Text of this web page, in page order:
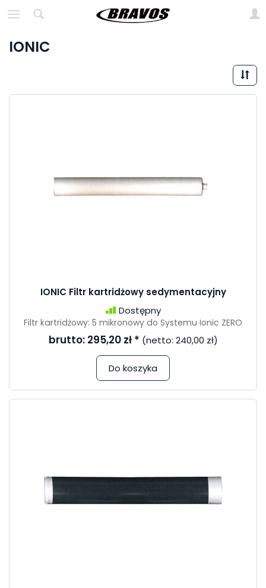
IONIC
IONIC Filtr kartridżowy sedymentacyjny
Dostępny
Filtr kartridżowy: 5 mikronowy do Systemu Ionic ZERO
brutto: 295,20 zł* (netto: 240,00 zł)
Do koszyka